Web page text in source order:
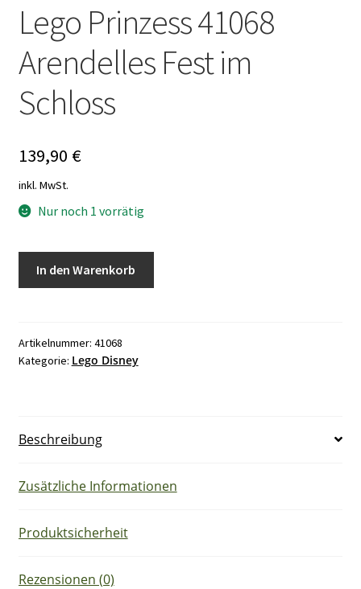
Lego Prinzess 41068
Arendelles Fest im
Schloss
139,90 €
inkl. MwSt.
Nur noch 1 vorrätig
Fest
im
In den Warenkorb
Artikelnummer: 41068
Kategorie: Lego Disney
Beschreibung
Zusätzliche Informationen
Produktsicherheit
Rezensionen (0)